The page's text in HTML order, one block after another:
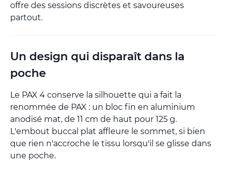
offre des sessions discrètes et savoureuses
partout.
Un design qui disparaît dans la
poche
Le PAX 4 conserve la silhouette qui a fait la
renommée de PAX : un bloc fin en aluminium
anodisé mat, de 11 cm de haut pour 125 g.
L'embout buccal plat affleure le sommet, si bien
que rien n'accroche le tissu lorsqu'il se glisse dans
une poche.